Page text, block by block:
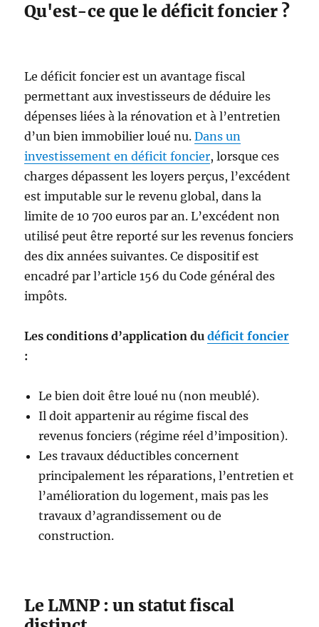
Qu'est-ce que le déficit foncier ?
Le déficit foncier est un avantage fiscal
permettant aux investisseurs de déduire les
dépenses liées à la rénovation et à l’entretien
d’un bien immobilier loué nu.Dans un
investissement en déficit foncier, lorsque ces
charges dépassent les loyers perçus, l’excédent
est imputable sur le revenu global, dans la
limite de 10 700 euros par an. L’excédent non
utilisé peut être reporté sur les revenus fonciers
des dix années suivantes. Ce dispositif est
encadré par l’article 156 du Code général des
impôts.
Les conditions d’application dudéficit foncier
:
Le bien doit être loué nu (non meublé).
Il doit appartenir au régime fiscal des
revenus fonciers (régime réel d’imposition).
Les travaux déductibles concernent
principalement les réparations, l’entretien et
l’amélioration du logement, mais pas les
travaux d’agrandissement ou de
construction.
Le LMNP : un statut fiscal